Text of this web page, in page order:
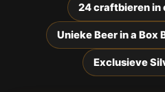
24 craftbieren in
Unieke Beer in a Box
Exclusieve